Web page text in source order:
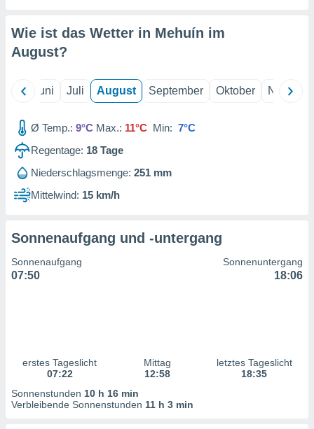
zur
von
zur
der
von
von
Wie ist das Wetter in Mehuín im
August?
Juni Juli August September Oktober
Ø Temp.: 9°C Max.: 11°C Min: 7°C
Regentage: 18 Tage
Niederschlagsmenge: 251 mm
Mittelwind: 15 km/h
Sonnenaufgang und -untergang
Sonnenaufgang
07:50
Sonnenuntergang
18:06
erstes Tageslicht
07:22
Mittag
12:58
letztes Tageslicht
18:35
Sonnenstunden 10 h 16 min
Verbleibende Sonnenstunden 11 h 3 min